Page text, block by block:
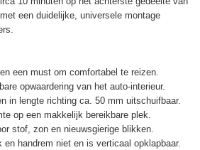
een duidelijke, universele montage
een must om comfortabel te reizen.
opwaardering van het auto-interieur.
in lengte richting ca. 50 mm uitschuifbaar.
op een makkelijk bereikbare plek.
stof, zon en nieuwsgierige blikken.
en handrem niet en is verticaal opklapbaar.